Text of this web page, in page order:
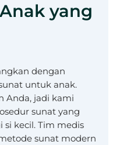
yang
dengan
untuk anak.
Anda, jadi kami
sunat yang
si kecil. Tim medis
sunat modern